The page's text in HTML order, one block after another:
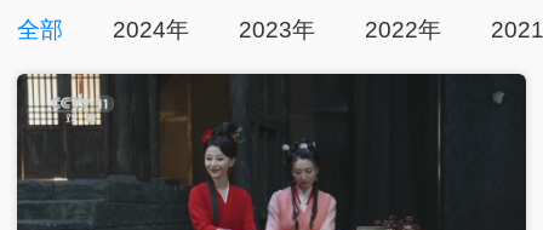
點擊下載
全部 2024年 2023年 2022年